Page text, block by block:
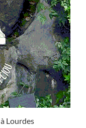
à Lourdes